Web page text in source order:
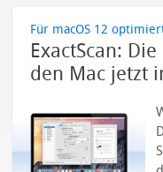
Für macOS 12
ExactScan:
den Mac jetzt